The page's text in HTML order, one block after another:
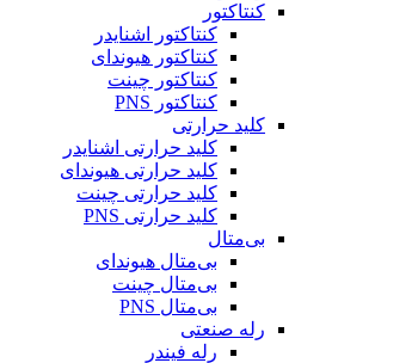
کنتاکتور
کنتاکتور اشنایدر
کنتاکتور هیوندای
کنتاکتور چینت
کنتاکتور PNS
کلید حرارتی
کلید حرارتی اشنایدر
کلید حرارتی هیوندای
کلید حرارتی چینت
کلید حرارتی PNS
بی‌متال
بی‌متال هیوندای
بی‌متال چینت
بی‌متال PNS
رله صنعتی
رله فیندر